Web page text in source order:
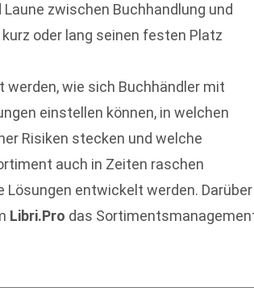
zwischen Buchhandlung und
oder lang seinen festen Platz
wie sich Buchhändler mit
einstellen können, in welchen
Risiken stecken und welche
auch in Zeiten raschen
Lösungen entwickelt werden. Darüber
Libri.Pro das